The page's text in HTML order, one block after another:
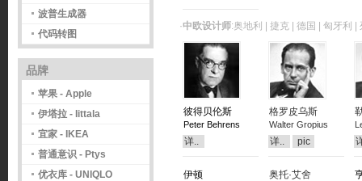
波普生成器
代码转图
品牌
苹果 - Apple
伊塔拉 - Iittala
宜家 - IKEA
普通意识 - Ptys
优衣库 - UNIQLO
·中欧设计师:奥地利 | 捷克 | 德国 | 匈牙利
彼得贝伦斯
Peter Behrens
详..
格罗皮乌斯
Walter Gropius
详.. pic
伊顿 奥托·艾舍